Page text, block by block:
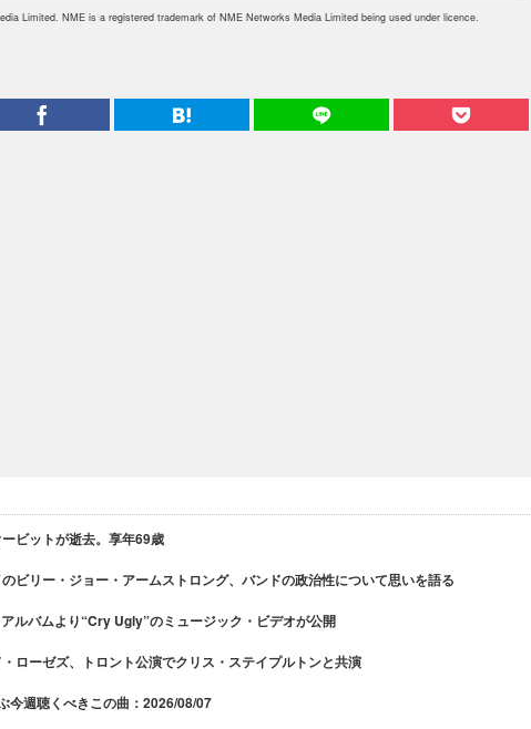
Limited. NME is a registered trademark of NME Networks Media Limited being used under licence.
ビットが逝去。享年69歳
ビリー・ジョー・アームストロング、バンドの政治性について思いを語る
ルバムより“Cry Ugly”のミュージック・ビデオが公開
ローゼズ、トロント公演でクリス・ステイプルトンと共演
今週聴くべきこの曲：2026/08/07